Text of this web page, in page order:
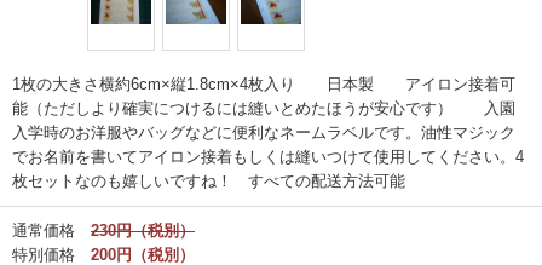
1枚の大きさ横約6cm×縦1.8cm×4枚入り 日本製 アイロン接着可
能（ただしより確実につけるには縫いとめたほうが安心です） 入園
入学時のお洋服やバッグなどに便利なネームラベルです。油性マジック
でお名前を書いてアイロン接着もしくは縫いつけて使用してください。4
枚セットなのも嬉しいですね！ すべての配送方法可能
通常価格
230円（税別）
特別価格
200円（税別）